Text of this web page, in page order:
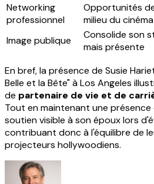
Networking
professionnel
Opportunités
milieu du cinéma
Image publique
Consolide son
mais présente
En bref, la présence de Susie
Belle et la Bête" à Los Angeles
de partenaire de vie et de
Tout en maintenant une
soutien visible à son époux lors
contribuant donc à l'équilibre de
projecteurs hollywoodiens.